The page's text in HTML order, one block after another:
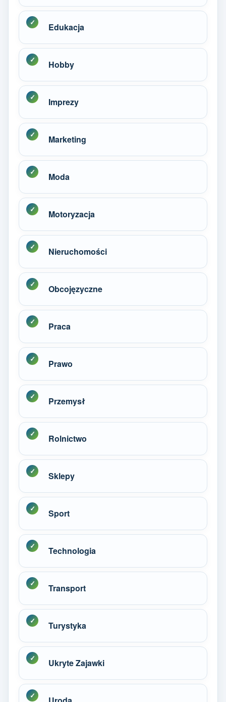
Edukacja
Hobby
Imprezy
Marketing
Moda
Motoryzacja
Nieruchomości
Obcojęzyczne
Praca
Prawo
Przemysł
Rolnictwo
Sklepy
Sport
Technologia
Transport
Turystyka
Ukryte Zajawki